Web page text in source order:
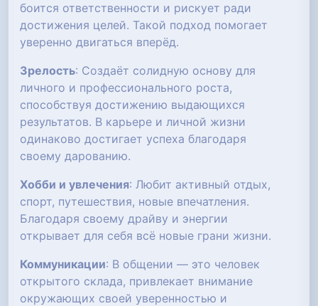
боится ответственности и рискует ради
достижения целей. Такой подход помогает
уверенно двигаться вперёд.
Зрелость: Создаёт солидную основу для
личного и профессионального роста,
способствуя достижению выдающихся
результатов. В карьере и личной жизни
одинаково достигает успеха благодаря
своему дарованию.
Хобби и увлечения: Любит активный отдых,
спорт, путешествия, новые впечатления.
Благодаря своему драйву и энергии
открывает для себя всё новые грани жизни.
Коммуникации: В общении — это человек
открытого склада, привлекает внимание
окружающих своей уверенностью и